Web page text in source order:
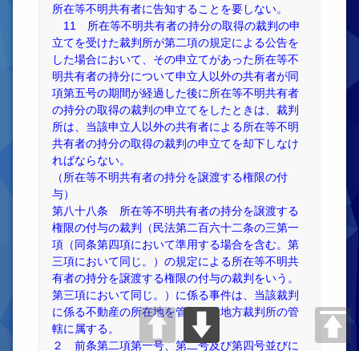
所在等不明共有者に告知することを要しない。
11 所在等不明共有者の持分の取得の裁判の申
立てを受けた裁判所が第二項の規定による公告を
した場合において、その申立てがあった所在等不
明共有者の持分について申立人以外の共有者が同
項第五号の期間が経過した後に所在等不明共有者
の持分の取得の裁判の申立てをしたときは、裁判
所は、当該申立人以外の共有者による所在等不明
共有者の持分の取得の裁判の申立てを却下しなけ
ればならない。
（所在等不明共有者の持分を譲渡する権限の付
与）
第八十八条 所在等不明共有者の持分を譲渡する
権限の付与の裁判（民法第二百六十二条の三第一
項（同条第四項において準用する場合を含む。第
三項において同じ。）の規定による所在等不明共
有者の持分を譲渡する権限の付与の裁判をいう。
第三項において同じ。）に係る事件は、当該裁判
に係る不動産の所在地を管轄する地方裁判所の管
轄に属する。
２ 前条第二項第一号、第二号及び第四号並びに